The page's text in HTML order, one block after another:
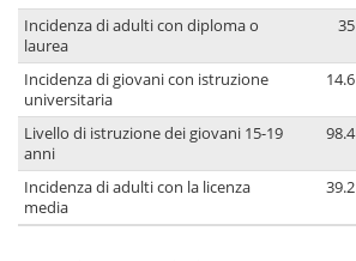
Incidenza di adulti con diploma o
laurea
35
Incidenza di giovani con istruzione
universitaria
14.6
Livello di istruzione dei giovani 15-19
anni
98.4
Incidenza di adulti con la licenza
media
39.2